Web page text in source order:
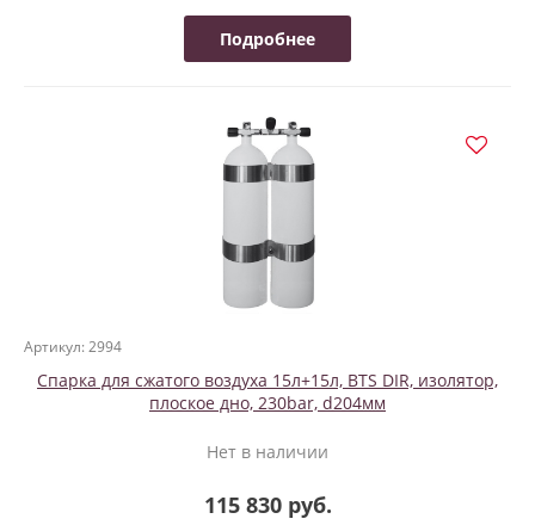
Подробнее
Артикул: 2994
Спарка для сжатого воздуха 15л+15л, BTS DIR, изолятор,
плоское дно, 230bar, d204мм
Нет в наличии
115 830 руб.